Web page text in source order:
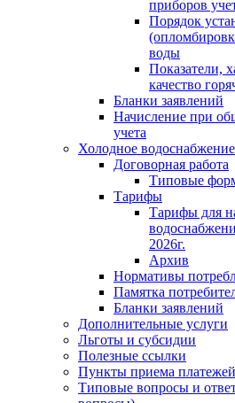
приборов
Порядок
воды
Показатели,
качество
Бланки заявлений
Начисление при
учета
Холодное водоснабжение
Договорная работа
Типовые
Тарифы
Тарифы для
2026г.
Архив
Нормативы
Памятка
Бланки заявлений
Дополнительные услуги
Льготы и субсидии
Полезные ссылки
Пункты приема
Типовые вопросы и